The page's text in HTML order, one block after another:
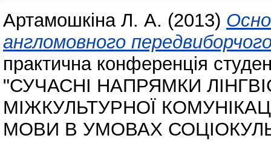
Артамошкіна Л. А. (2013)
англомовного
практична конференція
"СУЧАСНІ НАПРЯМКИ
МІЖКУЛЬТУРНОЇ
МОВИ В УМОВАХ